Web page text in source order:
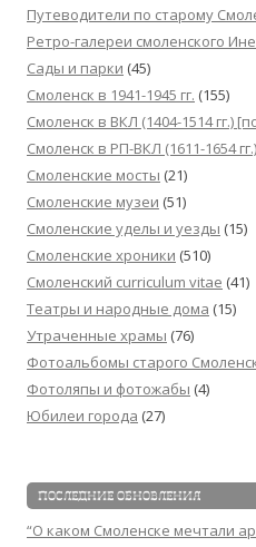
Путеводители по старому
Ретро-галереи смоленского
Сады и парки (45)
Смоленск в 1941-1945 гг. (155)
Смоленск в ВКЛ (1404-1514 гг.)
Смоленск в РП-ВКЛ (1611-1654
Смоленские мосты (21)
Смоленские музеи (51)
Смоленские уделы и уезды (15)
Смоленские хроники (510)
Смоленский сurriculum vitae (41)
Театры и народные дома (15)
Утраченные храмы (76)
Фотоальбомы старого
Фотоляпы и фотожабы (4)
Юбилеи города (27)
ПОСЛЕДНИЕ ОБНОВЛЕНИЯ
“О каком Смоленске мечтали